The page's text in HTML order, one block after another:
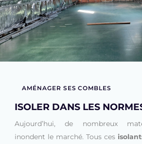
AMÉNAGER SES COMBLES
ISOLER DANS LES
Aujourd’hui, de nombreux
inondent le marché. Tous ces